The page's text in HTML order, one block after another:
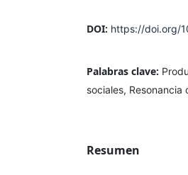
DOI: https://doi.org/
Palabras clave:
sociales, Resonancia
Resumen